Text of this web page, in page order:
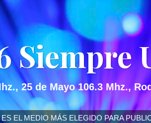
Siempre
25 de Mayo 106.3 Mhz.,
EL MEDIO MÁS ELEGIDO PARA